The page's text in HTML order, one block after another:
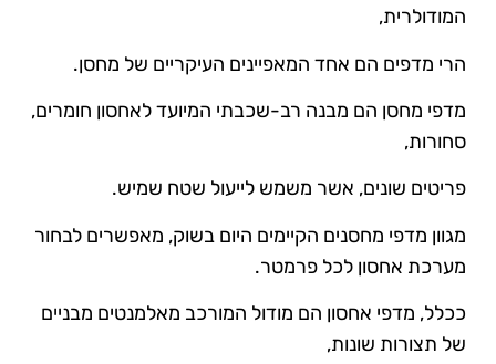
המודולרית,
הרי מדפים הם אחד המאפיינים העיקריים של מחסן.
מדפי מחסן הם מבנה רב-שכבתי המיועד לאחסון חומרים,
סחורות,
פריטים שונים, אשר משמש לייעול שטח שמיש.
מגוון מדפי מחסנים הקיימים היום בשוק, מאפשרים לבחור
מערכת אחסון לכל פרמטר.
ככלל, מדפי אחסון הם מודול המורכב מאלמנטים מבניים
של תצורות שונות,